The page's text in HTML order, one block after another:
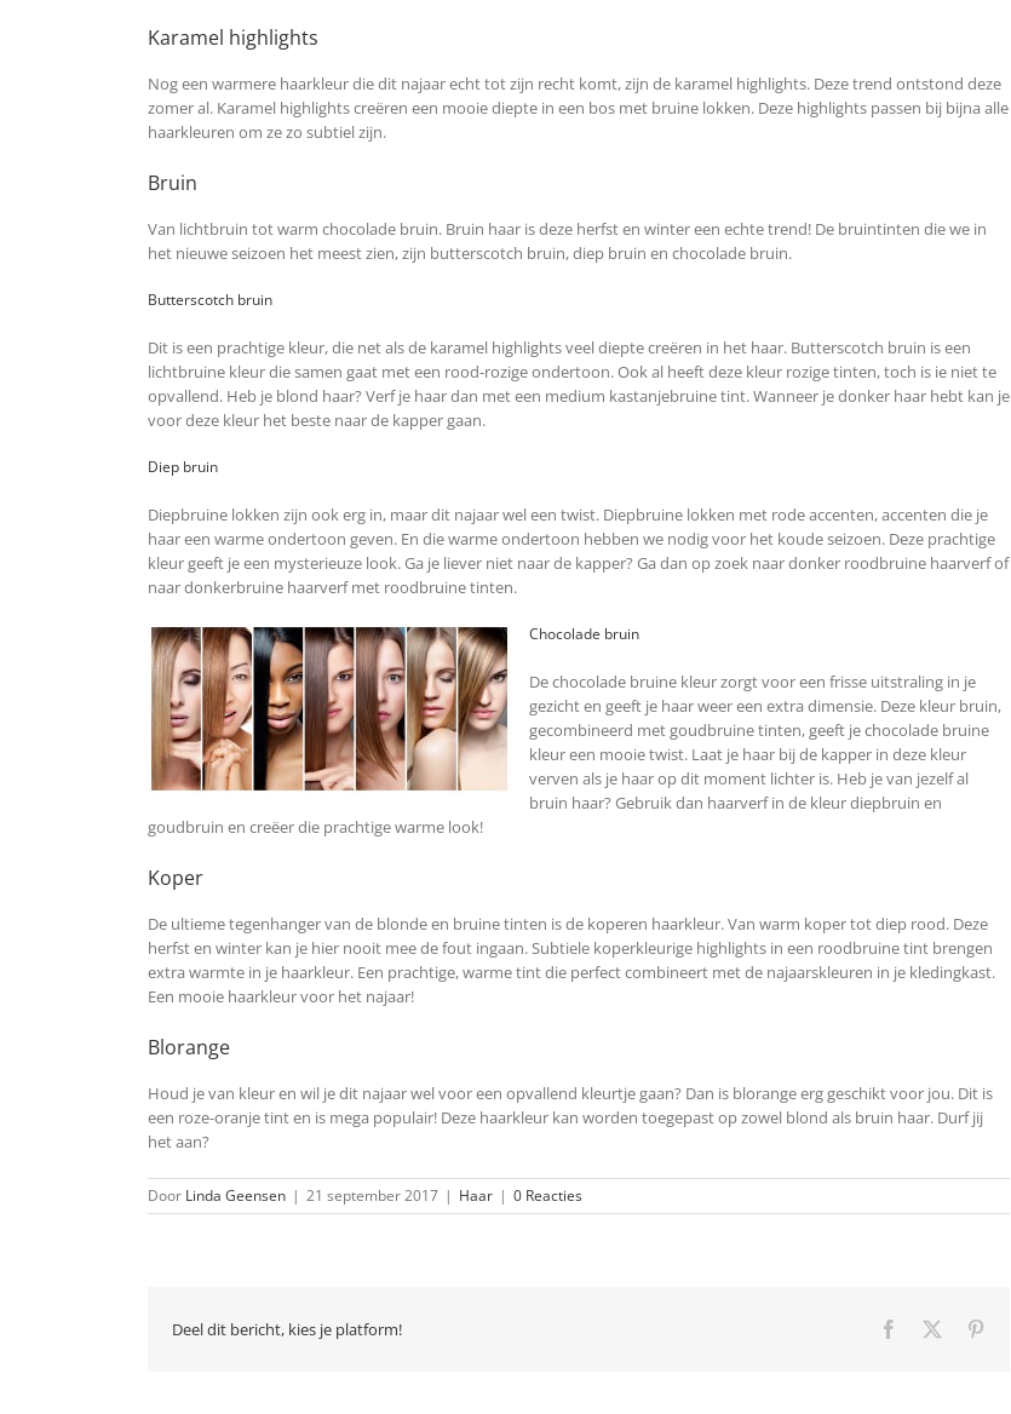
Karamel highlights
Nog een warmere haarkleur die dit najaar echt tot zijn recht komt, zijn de karamel highlights. Deze trend ontstond deze
zomer al. Karamel highlights creëren een mooie diepte in een bos met bruine lokken. Deze highlights passen bij bijna alle
haarkleuren om ze zo subtiel zijn.
Bruin
Van lichtbruin tot warm chocolade bruin. Bruin haar is deze herfst en winter een echte trend! De bruintinten die we in
het nieuwe seizoen het meest zien, zijn butterscotch bruin, diep bruin en chocolade bruin.
Butterscotch bruin
Dit is een prachtige kleur, die net als de karamel highlights veel diepte creëren in het haar. Butterscotch bruin is een
lichtbruine kleur die samen gaat met een rood-rozige ondertoon. Ook al heeft deze kleur rozige tinten, toch is ie niet te
opvallend. Heb je blond haar? Verf je haar dan met een medium kastanjebruine tint. Wanneer je donker haar hebt kan je
voor deze kleur het beste naar de kapper gaan.
Diep bruin
Diepbruine lokken zijn ook erg in, maar dit najaar wel een twist. Diepbruine lokken met rode accenten, accenten die je
haar een warme ondertoon geven. En die warme ondertoon hebben we nodig voor het koude seizoen. Deze prachtige
kleur geeft je een mysterieuze look. Ga je liever niet naar de kapper? Ga dan op zoek naar donker roodbruine haarverf of
naar donkerbruine haarverf met roodbruine tinten.
Chocolade bruin
De chocolade bruine kleur zorgt voor een frisse uitstraling in je
gezicht en geeft je haar weer een extra dimensie. Deze kleur bruin,
gecombineerd met goudbruine tinten, geeft je chocolade bruine
kleur een mooie twist. Laat je haar bij de kapper in deze kleur
verven als je haar op dit moment lichter is. Heb je van jezelf al
bruin haar? Gebruik dan haarverf in de kleur diepbruin en
goudbruin en creëer die prachtige warme look!
Koper
De ultieme tegenhanger van de blonde en bruine tinten is de koperen haarkleur. Van warm koper tot diep rood. Deze
herfst en winter kan je hier nooit mee de fout ingaan. Subtiele koperkleurige highlights in een roodbruine tint brengen
extra warmte in je haarkleur. Een prachtige, warme tint die perfect combineert met de najaarskleuren in je kledingkast.
Een mooie haarkleur voor het najaar!
Blorange
Houd je van kleur en wil je dit najaar wel voor een opvallend kleurtje gaan? Dan is blorange erg geschikt voor jou. Dit is
een roze-oranje tint en is mega populair! Deze haarkleur kan worden toegepast op zowel blond als bruin haar. Durf jij
het aan?
Door Linda Geensen | 21 september 2017 | Haar | 0 Reacties
Deel dit bericht, kies je platform! Facebook